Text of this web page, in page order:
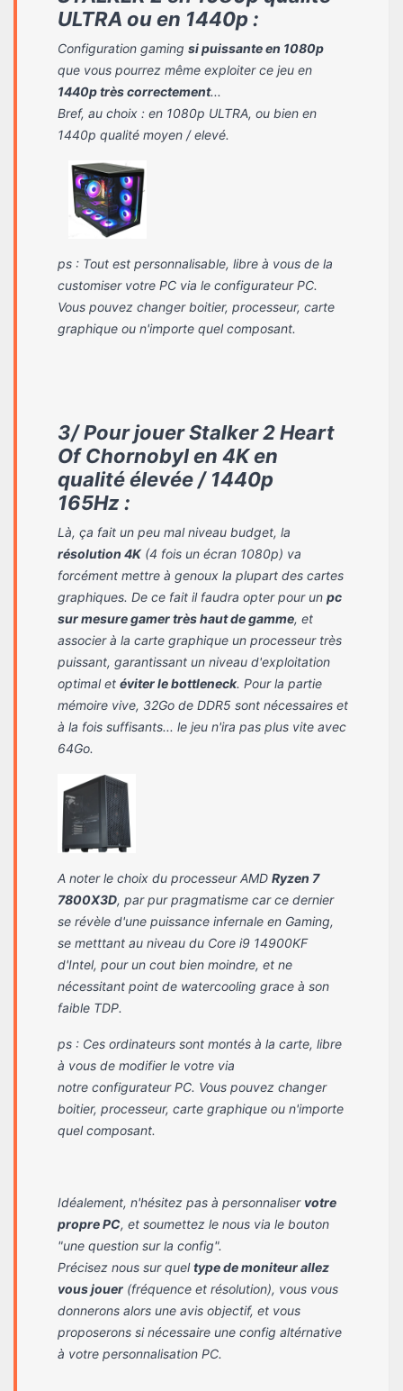
ULTRA ou en 1440p :
Configuration gaming si puissante en 1080p
que vous pourrez même exploiter ce jeu en
1440p très correctement...
Bref, au choix : en 1080p ULTRA, ou bien en
1440p qualité moyen / elevé.
ps : Tout est personnalisable, libre à vous de la
customiser votre PC via le configurateur PC.
Vous pouvez changer boitier, processeur, carte
graphique ou n'importe quel composant.
3/ Pour jouer Stalker 2 Heart
Of Chornobyl en 4K en
qualité élevée / 1440p
165Hz :
Là, ça fait un peu mal niveau budget, la
résolution 4K (4 fois un écran 1080p) va
forcément mettre à genoux la plupart des cartes
graphiques. De ce fait il faudra opter pour un pc
sur mesure gamer très haut de gamme, et
associer à la carte graphique un processeur très
puissant, garantissant un niveau d'exploitation
optimal et éviter le bottleneck. Pour la partie
mémoire vive, 32Go de DDR5 sont nécessaires et
à la fois suffisants... le jeu n'ira pas plus vite avec
64Go.
A noter le choix du processeur AMD Ryzen 7
7800X3D, par pur pragmatisme car ce dernier
se révèle d'une puissance infernale en Gaming,
se metttant au niveau du Core i9 14900KF
d'Intel, pour un cout bien moindre, et ne
nécessitant point de watercooling grace à son
faible TDP.
ps : Ces ordinateurs sont montés à la carte, libre
à vous de modifier le votre via
notre configurateur PC. Vous pouvez changer
boitier, processeur, carte graphique ou n'importe
quel composant.
Idéalement, n'hésitez pas à personnaliser votre
propre PC, et soumettez le nous via le bouton
"une question sur la config".
Précisez nous sur queltype de moniteur allez
vous jouer (fréquence et résolution), vous vous
donnerons alors une avis objectif, et vous
proposerons si nécessaire une config altérnative
à votre personnalisation PC.